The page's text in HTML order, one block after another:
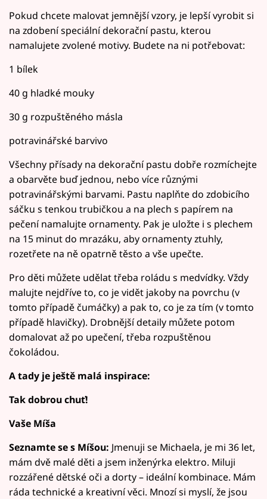
Pokud chcete malovat jemnější vzory, je lepší vyrobit si
na zdobení speciální dekorační pastu, kterou
namalujete zvolené motivy. Budete na ni potřebovat:
1 bílek
40 g hladké mouky
30 g rozpuštěného másla
potravinářské barvivo
Všechny přísady na dekorační pastu dobře rozmíchejte
a obarvěte buď jednou, nebo více různými
potravinářskými barvami. Pastu naplňte do zdobicího
sáčku s tenkou trubičkou a na plech s papírem na
pečení namalujte ornamenty. Pak je uložte i s plechem
na 15 minut do mrazáku, aby ornamenty ztuhly,
rozetřete na ně opatrně těsto a vše upečte.
Pro děti můžete udělat třeba roládu s medvídky. Vždy
malujte nejdříve to, co je vidět jakoby na povrchu (v
tomto případě čumáčky) a pak to, co je za tím (v tomto
případě hlavičky). Drobnější detaily můžete potom
domalovat až po upečení, třeba rozpuštěnou
čokoládou.
A tady je ještě malá inspirace:
Tak dobrou chuť!
Vaše Míša
Seznamte se s Míšou: Jmenuji se Michaela, je mi 36 let,
mám dvě malé děti a jsem inženýrka elektro. Miluji
rozzářené dětské oči a dorty – ideální kombinace. Mám
ráda technické a kreativní věci. Mnozí si myslí, že jsou